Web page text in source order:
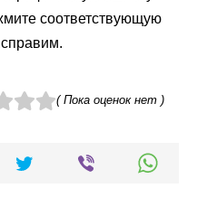
соответствующую
( Пока оценок нет )